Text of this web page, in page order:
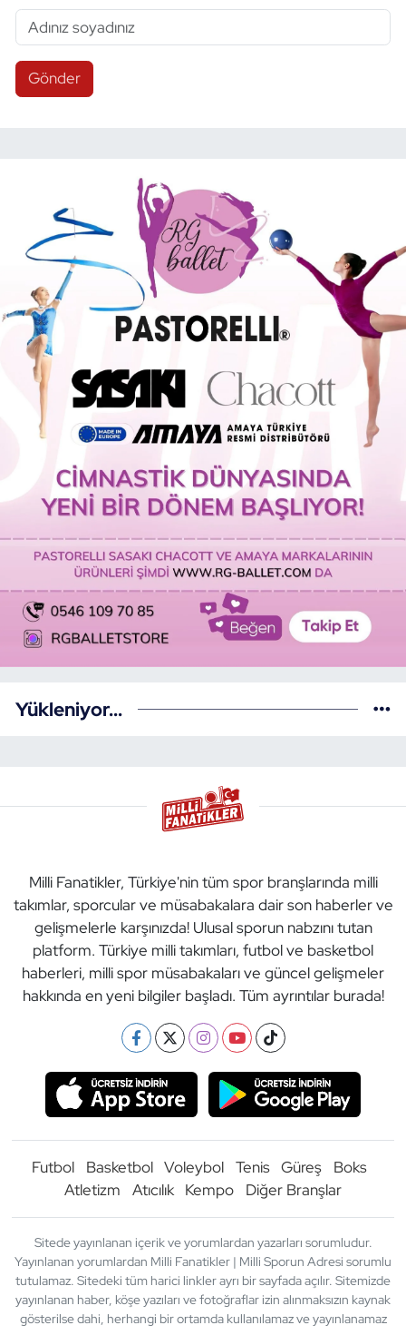
Gönder
Yükleniyor...
Milli Fanatikler, Türkiye'nin tüm spor branşlarında milli
takımlar, sporcular ve müsabakalara dair son haberler ve
gelişmelerle karşınızda! Ulusal sporun nabzını tutan
platform. Türkiye milli takımları, futbol ve basketbol
haberleri, milli spor müsabakaları ve güncel gelişmeler
hakkında en yeni bilgiler başladı. Tüm ayrıntılar burada!
Futbol Basketbol Voleybol Tenis Güreş
Boks
Atletizm
Atıcılık Kempo Diğer Branşlar
Sitede yayınlanan içerik ve yorumlardan yazarları sorumludur.
Yayınlanan yorumlardan Milli Fanatikler | Milli Sporun Adresi sorumlu
tutulamaz. Sitedeki tüm harici linkler ayrı bir sayfada açılır. Sitemizde
yayınlanan haber, köşe yazıları ve fotoğraflar izin alınmaksızın kaynak
gösterilse dahi, herhangi bir ortamda kullanılamaz ve yayınlanamaz